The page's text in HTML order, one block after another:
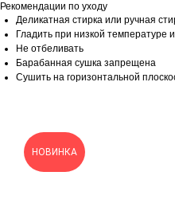
Рекомендации по уходу
Деликатная стирка или ручная
Гладить при низкой температуре
Не отбеливать
Барабанная сушка запрещена
Сушить на горизонтальной
НОВИНКА